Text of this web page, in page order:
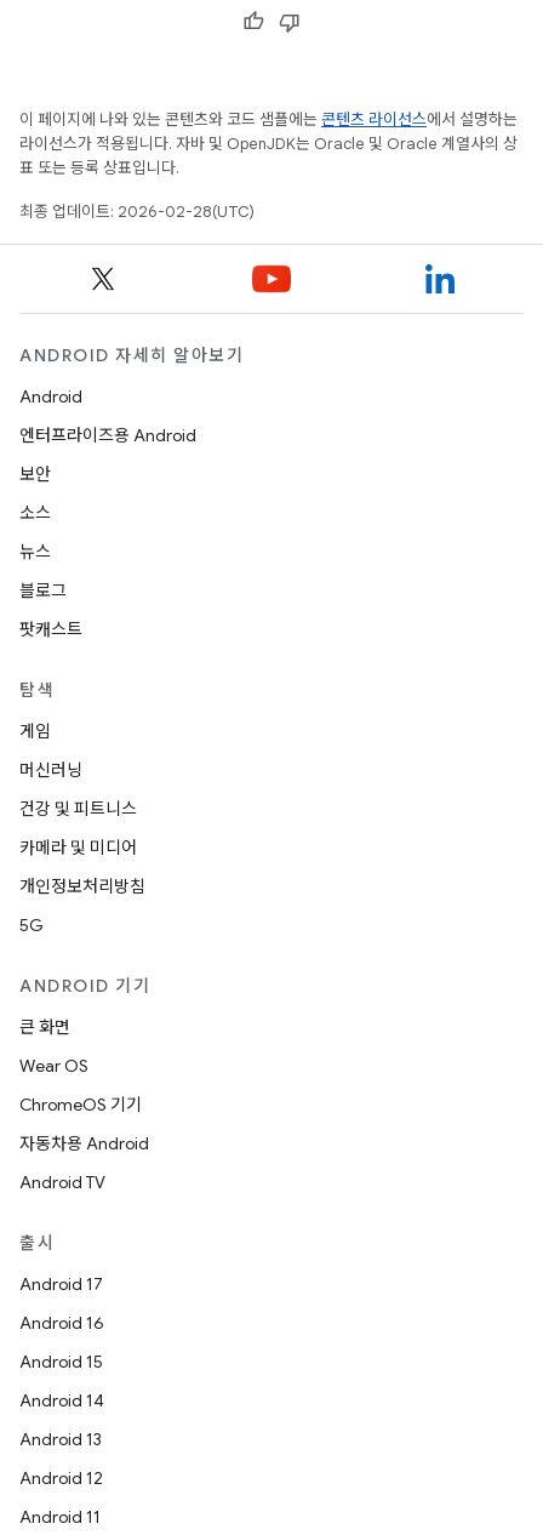
이 페이지에 나와 있는 콘텐츠와 코드 샘플에는 콘텐츠 라이선스에서 설명하는
라이선스가 적용됩니다. 자바 및 OpenJDK는 Oracle 및 Oracle 계열사의 상
표 또는 등록 상표입니다.
최종 업데이트: 2026-02-28(UTC)
ANDROID 자세히 알아보기
Android
엔터프라이즈용 Android
보안
소스
뉴스
블로그
팟캐스트
탐색
게임
머신러닝
건강 및 피트니스
카메라 및 미디어
개인정보처리방침
5G
ANDROID 기기
큰 화면
Wear OS
ChromeOS 기기
자동차용 Android
Android TV
출시
Android 17
Android 16
Android 15
Android 14
Android 13
Android 12
Android 11